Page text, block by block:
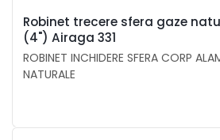
Robinet trecere sfera gaze
(4") Airaga 331
ROBINET INCHIDERE SFERA CORP
NATURALE